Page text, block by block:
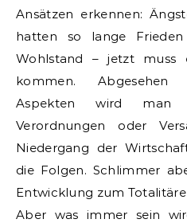
Ansätzen erkennen:
hatten so lange
Wohlstand – jetzt muss
kommen. Abgesehen
Aspekten wird man
Verordnungen oder
Niedergang der
die Folgen. Schlimmer
Entwicklung zum
Aber was immer sein